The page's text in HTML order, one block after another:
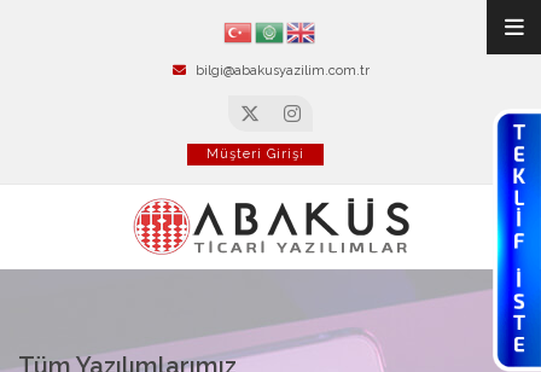
bilgi@abakusyazilim.com.tr
Müşteri Girişi
Tüm Yazılımlarımız